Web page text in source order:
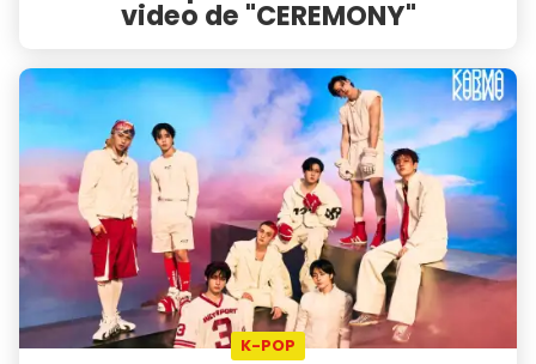
video de "CEREMONY"
K-POP